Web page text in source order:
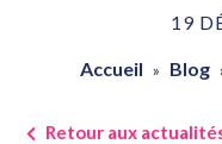
19
Accueil » Blog
Retour aux